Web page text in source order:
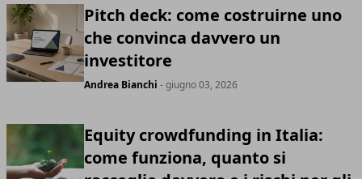
Pitch deck: come costruirne uno
che convinca davvero un
investitore
Andrea Bianchi - giugno 03, 2026
Equity crowdfunding in Italia:
come funziona, quanto si